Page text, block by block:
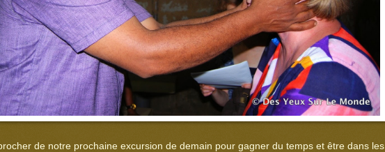
de notre prochaine excursion de demain pour gagner du temps et être dans les